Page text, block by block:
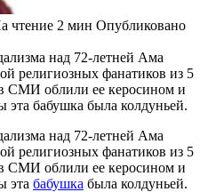
чтение 2 мин Опубликовано
над 72-летней Ама
религиозных фанатиков из 5
СМИ облили ее керосином и
эта бабушка была колдуньей.
над 72-летней Ама
религиозных фанатиков из 5
СМИ облили ее керосином и
эта бабушка была колдуньей.